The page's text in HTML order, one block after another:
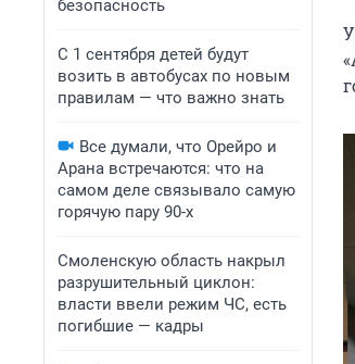
безопасность
С 1 сентября детей будут
возить в автобусах по новым
правилам — что важно знать
Все думали, что Орейро и
Арана встречаются: что на
самом деле связывало самую
горячую пару 90-х
Смоленскую область накрыл
разрушительный циклон:
власти ввели режим ЧС, есть
погибшие — кадры